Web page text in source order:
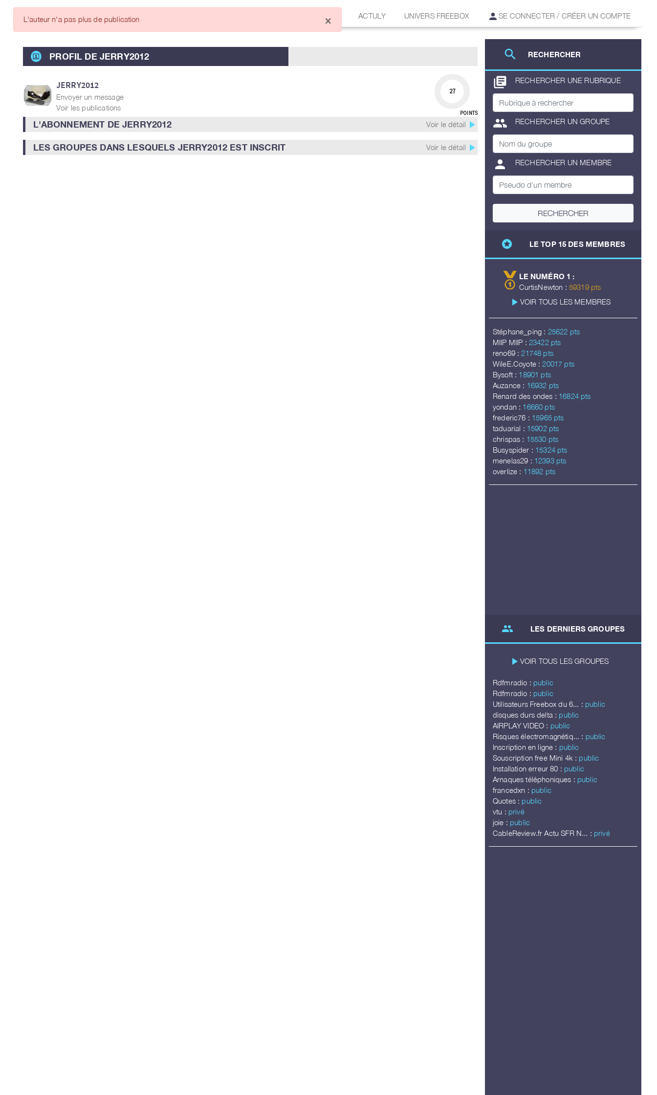
ARTICLES DES MEMBRES ACTULY UNIVERS FREEBOX SE CONNECTER / CRÉER UN COMPTE
search RECHERCHER
library_books RECHERCHER UNE RUBRIQUE
group RECHERCHER UN GROUPE
person RECHERCHER UN MEMBRE
RECHERCHER
stars LE TOP 15 DES MEMBRES
LE NUMÉRO 1 :
CurtisNewton : 59319 pts
play_arrow VOIR TOUS LES MEMBRES
Stéphane_ping : 25622 pts
MIIP MIIP : 23422 pts
reno69 : 21748 pts
WileE.Coyote : 20017 pts
Bysoft : 18901 pts
Auzance : 16932 pts
Renard des ondes : 16824 pts
yondan : 16660 pts
frederic76 : 15965 pts
taduarial : 15902 pts
chrispas : 15530 pts
Busyspider : 15324 pts
menelas29 : 12393 pts
overlize : 11892 pts
group LES DERNIERS GROUPES
play_arrow VOIR TOUS LES GROUPES
Rdfmradio : public
Rdfmradio : public
Utilisateurs Freebox du 6... : public
disques durs delta : public
AIRPLAY VIDEO : public
Risques électromagnétiq... : public
Inscription en ligne : public
Souscription free Mini 4k : public
Installation erreur 80 : public
Arnaques téléphoniques : public
francedxn : public
Quotes : public
vtu : privé
joie : public
CableReview.fr Actu SFR N... : privé
PROFIL DE JERRY2012
JERRY2012
Envoyer un message
Voir les publications
27
POINTS
L'ABONNEMENT DE JERRY2012 Voir le détail play_arrow
LES GROUPES DANS LESQUELS JERRY2012 EST INSCRIT Voir le détail play_arrow
L'auteur n'a pas plus de publication ×